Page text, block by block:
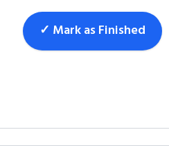
✓ Mark as Finished